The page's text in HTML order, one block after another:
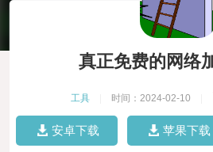
真正免费的网络
工具 时间：2024-02-10
安卓下载 苹果下载